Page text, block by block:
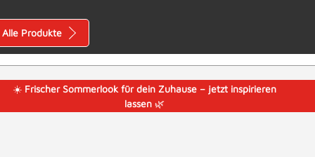
Alle Produkte
☀️ Frischer Sommerlook für dein Zuhause – jetzt inspirieren
lassen🌿